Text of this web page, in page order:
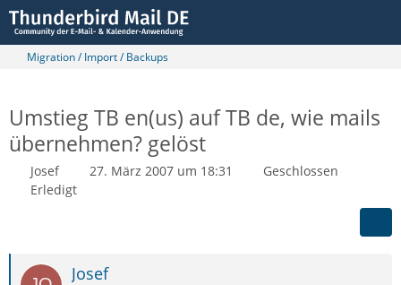
Migration / Import / Backups
Umstieg TB en(us) auf TB de, wie mails
übernehmen? gelöst
Josef 27. März 2007 um 18:31
Geschlossen
Erledigt
Josef